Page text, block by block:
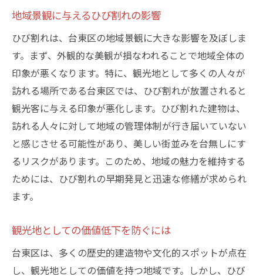
地域景観に与えるひび割れの影響
ひび割れは、台東区の地域景観に大きな影響を及ぼしま
す。まず、外観的な美観が損なわれることで地域全体の
印象が悪くなります。特に、観光地として多くの人々が
訪れる場所である台東区では、ひび割れが放置されると
観光客に与える印象が悪化します。ひび割れた建物は、
訪れる人々に対して地域の管理体制が行き届いていない
と感じさせる可能性があり、美しい街並みを台無しにす
るリスクがあります。このため、地域の魅力を維持する
ためには、ひび割れの早期発見と迅速な修繕が求められ
ます。
観光地としての価値低下を防ぐには
台東区は、多くの歴史的建造物や文化的スポットが点在
し、観光地としての価値を持つ地域です。しかし、ひび